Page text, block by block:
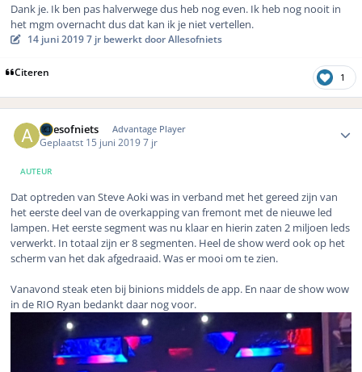
Dank je. Ik ben pas halverwege dus heb nog even. Ik heb nog nooit in
het mgm overnacht dus dat kan ik je niet vertellen.
14 juni 20197 jr bewerkt door Allesofniets
Citeren 1
Allesofniets Advantage Player
Geplaatst 15 juni 20197 jr
AUTEUR
Dat optreden van Steve Aoki was in verband met het gereed zijn van
het eerste deel van de overkapping van fremont met de nieuwe led
lampen. Het eerste segment was nu klaar en hierin zaten 2 miljoen leds
verwerkt. In totaal zijn er 8 segmenten. Heel de show werd ook op het
scherm van het dak afgedraaid. Was er mooi om te zien.
Vanavond steak eten bij binions middels de app. En naar de show wow
in de RIO Ryan bedankt daar nog voor.